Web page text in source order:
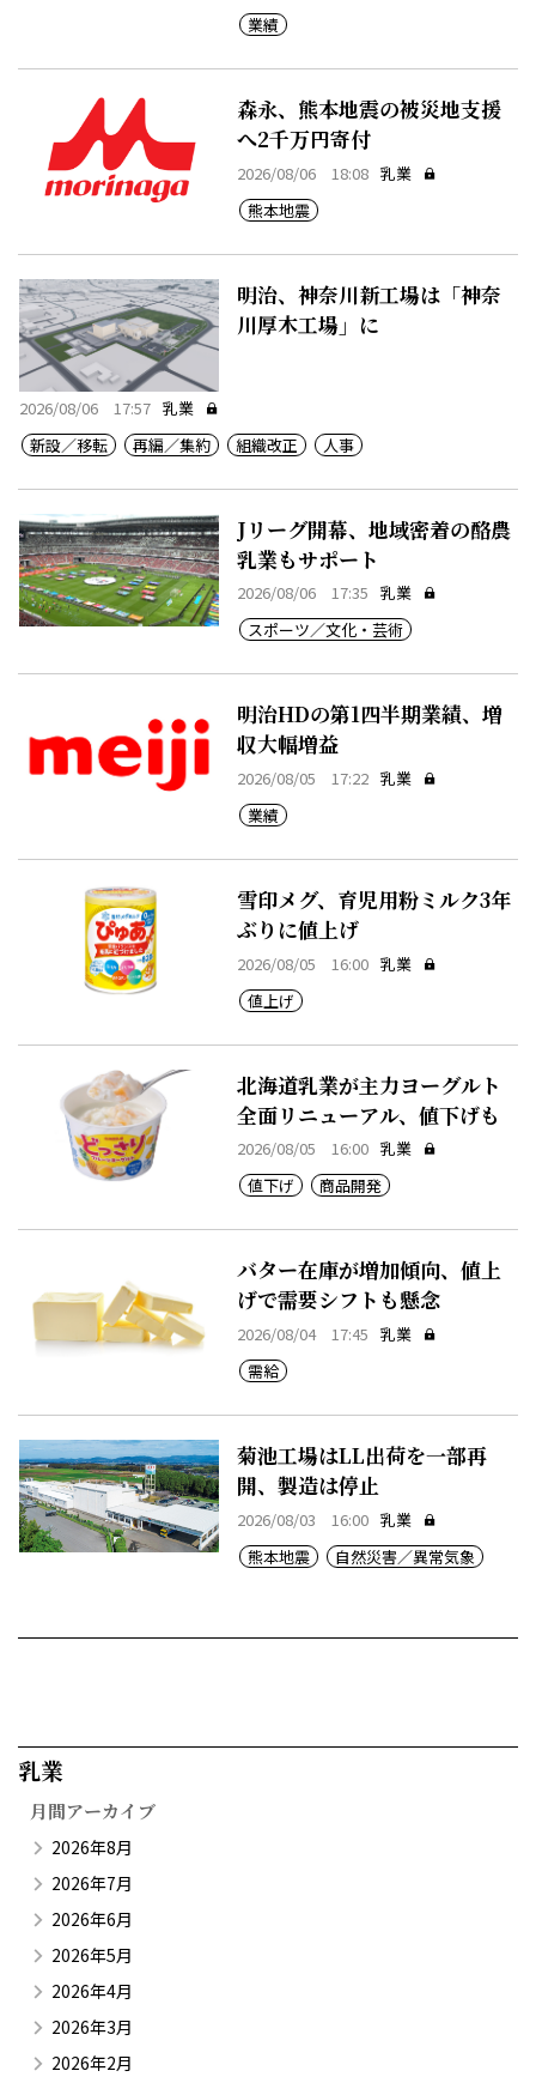
業績
森永、熊本地震の被災地支援
へ2千万円寄付
2026/08/06 18:08 乳業
熊本地震
明治、神奈川新工場は「神奈
川厚木工場」に
2026/08/06 17:57 乳業
新設／移転
再編／集約 組織改正 人事
Jリーグ開幕、地域密着の酪農
乳業もサポート
2026/08/06 17:35 乳業
スポーツ／文化・芸術
明治HDの第1四半期業績、増
収大幅増益
2026/08/05 17:22 乳業
業績
雪印メグ、育児用粉ミルク3年
ぶりに値上げ
2026/08/05 16:00 乳業
値上げ
北海道乳業が主力ヨーグルト
全面リニューアル、値下げも
2026/08/05 16:00 乳業
値下げ
商品開発
バター在庫が増加傾向、値上
げで需要シフトも懸念
2026/08/04 17:45 乳業
需給
菊池工場はLL出荷を一部再
開、製造は停止
2026/08/03 16:00 乳業
熊本地震
自然災害／異常気象
乳業​
月間アーカイブ
2026年8月
2026年7月
2026年6月
2026年5月
2026年4月
2026年3月
2026年2月